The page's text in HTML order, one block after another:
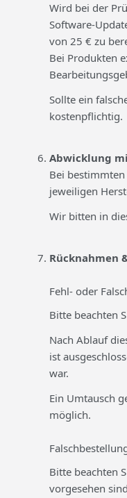
Wird bei der
Software-
von 25 € zu
Bei Produkten
Sollte ein
kostenpflichtig.
Abwicklung
Bei
jeweiligen
Wir bitten in
Rücknahmen
Fehl- oder
Bitte beachten
Nach Ablauf
ist
war.
Ein Umtausch
möglich.
Bitte beachten
vorgesehen